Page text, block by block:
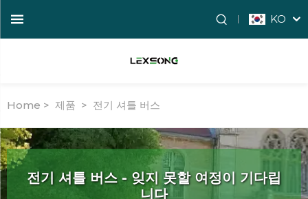
KO
Home > 제품 > 전기 셔틀 버스
전기 셔틀 버스 - 잊지 못할 여정이 기다립
니다